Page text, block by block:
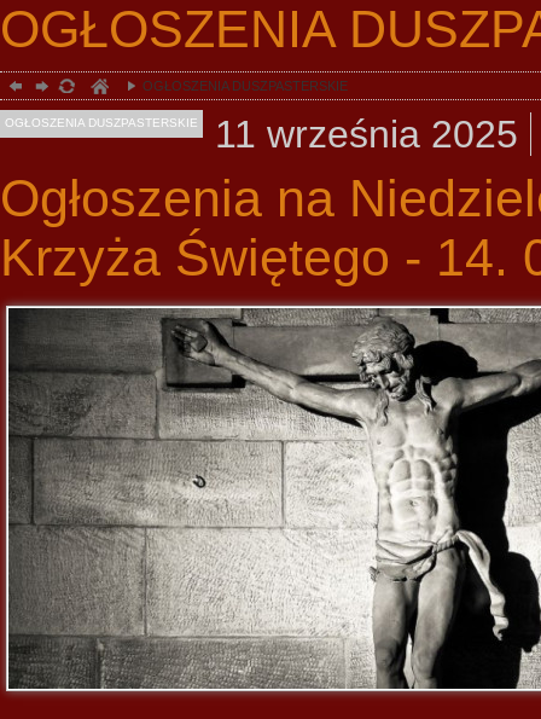
OGŁOSZENIA
OGŁOSZENIA DUSZPASTERSKIE
OGŁOSZENIA DUSZPASTERSKIE 11 września 2025
Ogłoszenia na
Krzyża Świętego - 14.